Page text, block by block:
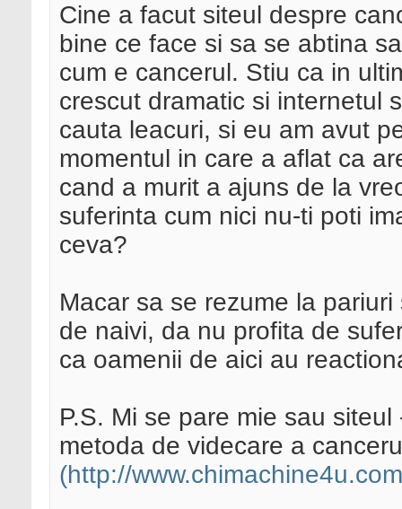
Cine a facut siteul despre
bine ce face si sa se abtina
cum e cancerul. Stiu ca in
crescut dramatic si internetul
cauta leacuri, si eu am avut
momentul in care a aflat ca
cand a murit a ajuns de la
suferinta cum nici nu-ti poti
ceva?
Macar sa se rezume la
de naivi, da nu profita de
ca oamenii de aici au
P.S. Mi se pare mie sau
metoda de videcare a
(http://